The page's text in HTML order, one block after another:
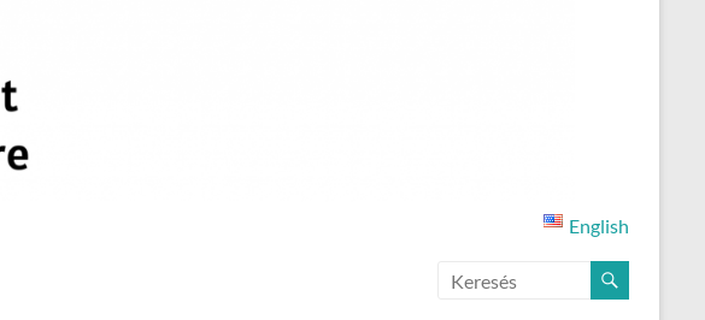
English